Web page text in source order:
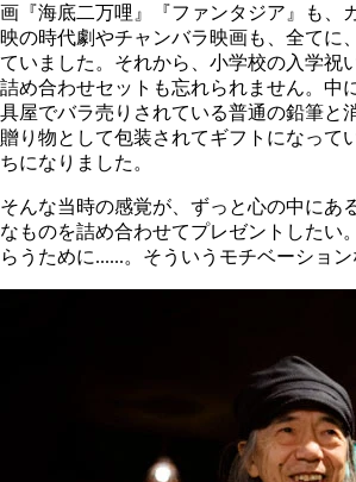
画『海底二万哩』『ファンタジア』も、
映の時代劇やチャンバラ映画も、全てに
ていました。それから、小学校の入学祝
詰め合わせセットも忘れられません。中
具屋でバラ売りされている普通の鉛筆と
贈り物として包装されてギフトになって
ちになりました。
そんな当時の感覚が、ずっと心の中にあ
なものを詰め合わせてプレゼントしたい
らうために......。そういうモチベーション